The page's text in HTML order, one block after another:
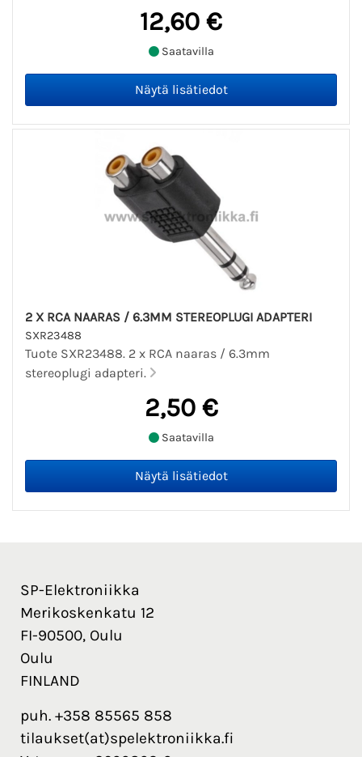
12,60 €
Saatavilla
2 X RCA NAARAS / 6.3MM STEREOPLUGI ADAPTERI
SXR23488
Tuote SXR23488. 2 x RCA naaras / 6.3mm
stereoplugi adapteri.
2,50 €
Saatavilla
SP-Elektroniikka
Merikoskenkatu 12
FI-90500, Oulu
Oulu
FINLAND
puh. +358 85565 858
tilaukset(at)spelektroniikka.fi